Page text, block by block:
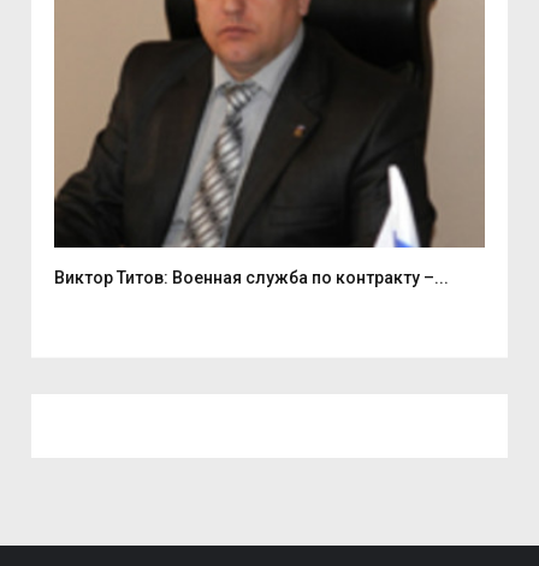
Виктор Титов: Военная служба по контракту –...